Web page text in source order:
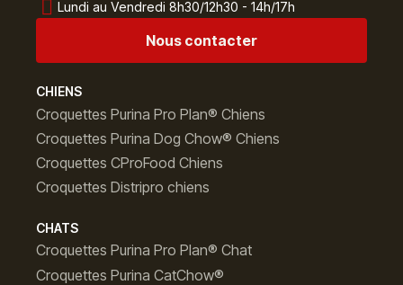
CHIENS
Croquettes Purina Pro Plan® Chiens
Croquettes Purina Dog Chow® Chiens
Croquettes CProFood Chiens
Croquettes Distripro chiens
CHATS
Croquettes Purina Pro Plan® Chat
Croquettes Purina CatChow®
Lundi au Vendredi 8h30/12h30 - 14h/17h
Nous contacter